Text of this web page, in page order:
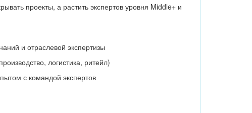
проекты, а растить экспертов уровня Middle+ и
и отраслевой экспертизы
логистика, ритейл)
с командой экспертов